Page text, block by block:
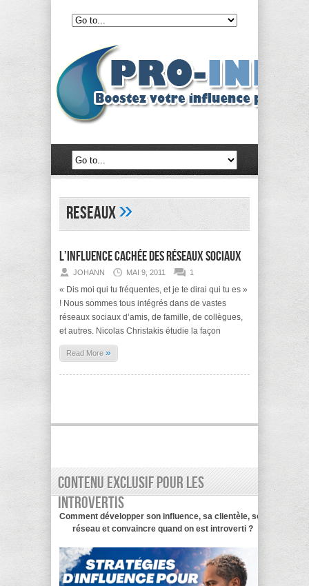
reseaux»
L’influence cachée des réseaux sociaux
JOHANN MAI 9, 2011 1
« Dis moi qui tu fréquentes, et je te dirai qui tu es »
! Nous sommes tous intégrés dans de vastes
réseaux sociaux d’amis, de famille, de collègues,
et autres. Nicolas Christakis étudie la façon
Read More »
Contenu exclusif pour les
introvertis
Comment développer son influence, sa clientèle, son
réseau et convaincre quand on est introverti ?